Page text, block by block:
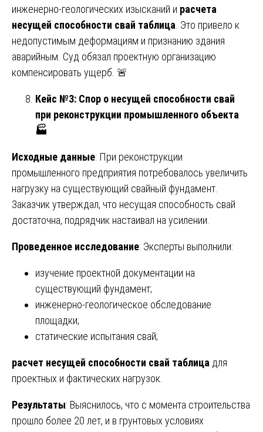
инженерно-геологических изысканий и расчета
несущей способности свай таблица . Это привело к
недопустимым деформациям и признанию здания
аварийным. Суд обязал проектную организацию
компенсировать ущерб. 🚨
Кейс №3: Спор о несущей способности свай
при реконструкции промышленного объекта
🏭
Исходные данные: При реконструкции
промышленного предприятия потребовалось увеличить
нагрузку на существующий свайный фундамент.
Заказчик утверждал, что несущая способность свай
достаточна, подрядчик настаивал на усилении.
Проведенное исследование: Эксперты выполнили:
изучение проектной документации на
существующий фундамент;
инженерно-геологическое обследование
площадки;
статические испытания свай;
расчет несущей способности свай таблица для
проектных и фактических нагрузок.
Результаты: Выяснилось, что с момента строительства
прошло более 20 лет, и в грунтовых условиях